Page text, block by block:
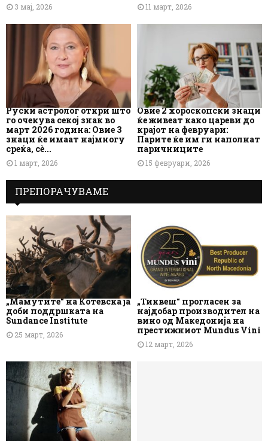
3 мај, 2026 11 март, 2026
Руски астролог откри што
го очекува секој знак во
март 2026 година: Овие 3
знаци ќе имаат најмногу
среќа, сè...
1 март, 2026
Овие 2 хороскопски знаци
ќе живеат како цареви до
крајот на февруари:
Парите ќе им ги наполнат
паричниците
15 февруари, 2026
ПРЕПОРАЧУВАМЕ
„Мамутите“ на Котевска ја
доби поддршката на
Sundance Institute
25 март, 2026
„Тиквеш“ прогласен за
најдобар производител на
вино од Македонија на
престижниот Mundus Vini
12 март, 2026